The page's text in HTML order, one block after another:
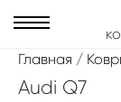
Главная /
Audi Q7